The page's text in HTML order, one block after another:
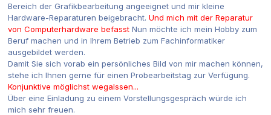
Bereich der Grafikbearbeitung angeeignet und mir kleine
Hardware-Reparaturen beigebracht. Und mich mit der Reparatur
von Computerhardware befasst Nun möchte ich mein Hobby zum
Beruf machen und in Ihrem Betrieb zum Fachinformatiker
ausgebildet werden.
Damit Sie sich vorab ein persönliches Bild von mir machen können,
stehe ich Ihnen gerne für einen Probearbeitstag zur Verfügung.
Konjunktive möglichst wegalssen...
Über eine Einladung zu einem Vorstellungsgespräch würde ich
mich sehr freuen.